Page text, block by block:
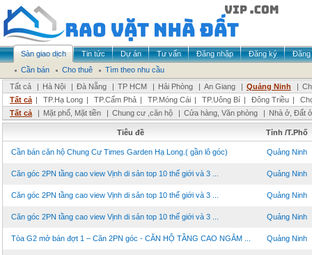
Sàn giao dịch Tin tức Dự án Tư vấn Đăng nhập Đăng ký
Đăng
Cần bán
Cho thuê
Tìm theo nhu cầu
Tất cả
| Hà Nội | Đà Nẵng | TP HCM | Hải Phòng | An Giang | Quảng Ninh |
Tất cả | TP.Hạ Long | TP.Cẩm Phả | TP.Móng Cái | TP.Uông Bí | Đông Triều |
Tất cả
| Mặt phố, Mặt tiền | Chung cư ,căn hộ | Cửa hàng, Văn phòng | Nhà ở, Đất ở
Tiêu đề Tỉnh /T.Phố
Cần bán căn hộ Chung Cư Times Garden Hạ Long.( gần lô góc) Quảng Ninh
Căn góc 2PN tầng cao view Vịnh di sản top 10 thế giới và 3 ... Quảng Ninh
Căn góc 2PN tầng cao view Vịnh di sản top 10 thế giới và 3 ... Quảng Ninh
Căn góc 2PN tầng cao view Vịnh di sản top 10 thế giới và 3 ... Quảng Ninh
Tòa G2 mở bán đợt 1 – Căn 2PN góc - CĂN HỘ TẦNG CAO NGẮM ... Quảng Ninh